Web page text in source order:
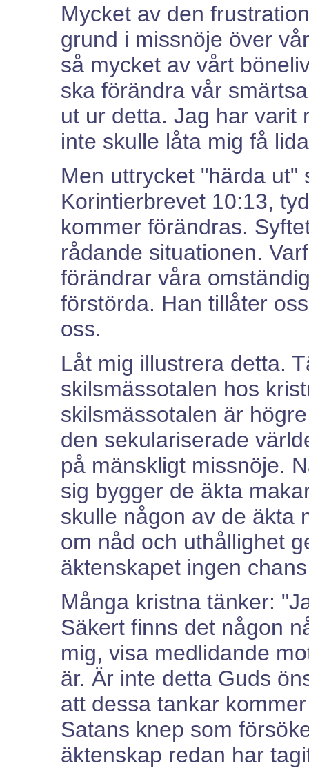
Mycket av den
grund i missnöje över
så mycket av vårt
ska förändra vår
ut ur detta. Jag har varit
inte skulle låta mig få
Men uttrycket "härda ut"
Korintierbrevet 10:13,
kommer förändras.
rådande situationen.
förändrar våra
förstörda. Han tillåter
oss.
Låt mig illustrera detta.
skilsmässotalen hos
skilsmässotalen är
den sekulariserade
på mänskligt missnöje.
sig bygger de äkta
skulle någon av de äkta
om nåd och uthållighet
äktenskapet ingen
Många kristna tänker:
Säkert finns det någon
mig, visa medlidande
är. Är inte detta Guds
att dessa tankar
Satans knep som
äktenskap redan har